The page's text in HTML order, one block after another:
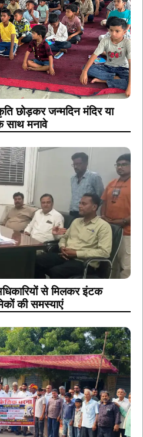
छोड़कर जन्मदिन मंदिर या
साथ मनावे
से मिलकर इंटक
की समस्याएं